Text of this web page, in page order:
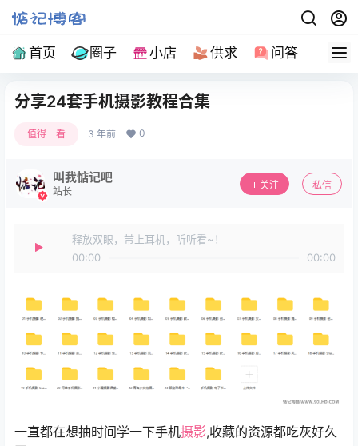
首页 圈子 小店 供求 问答 导航
分享24套手机摄影教程合集
值得一看 3 年前 0
叫我惦记吧
站长
关注 私信
释放双眼，带上耳机，听听看~！
00:00
00:00
一直都在想抽时间学一下手机摄影,收藏的资源都吃灰好久